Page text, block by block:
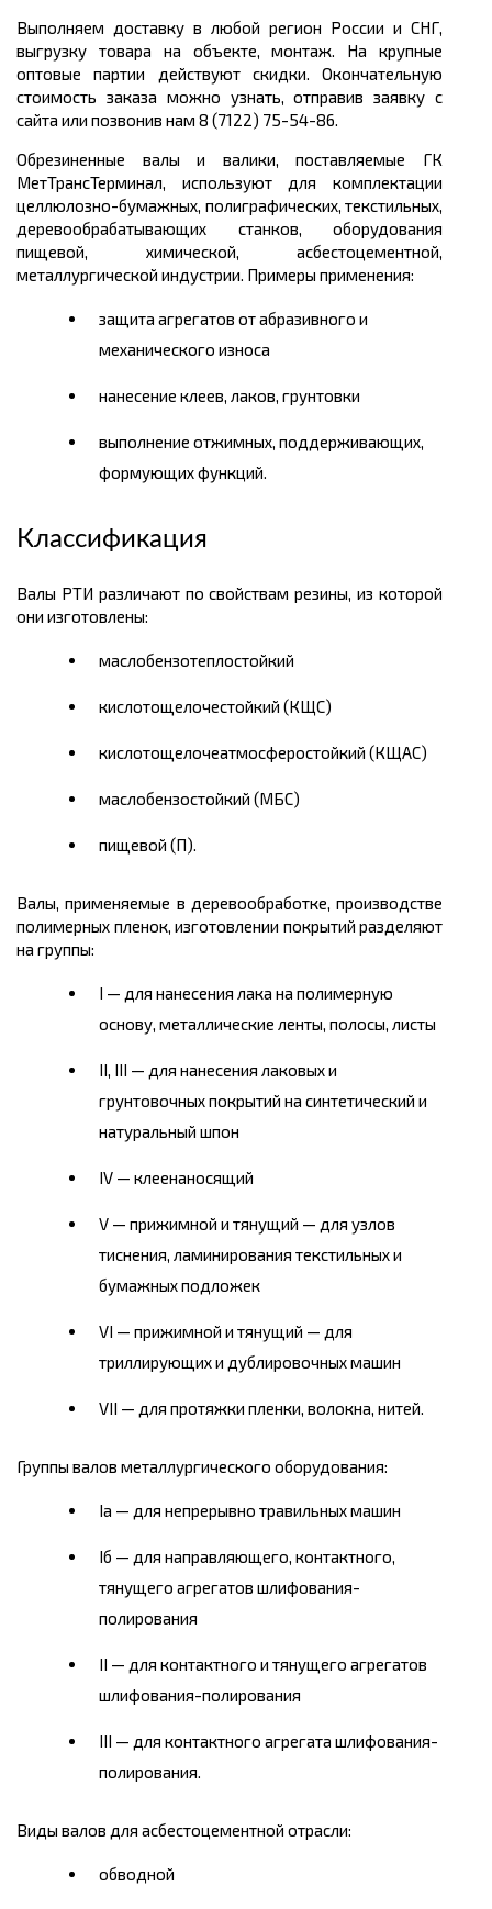
Выполняем доставку в любой регион России и СНГ,
выгрузку товара на объекте, монтаж. На крупные
оптовые партии действуют скидки. Окончательную
стоимость заказа можно узнать, отправив заявку с
сайта или позвонив нам 8 (7122) 75-54-86.
Обрезиненные валы и валики, поставляемые ГК
МетТрансТерминал, используют для комплектации
целлюлозно-бумажных, полиграфических, текстильных,
деревообрабатывающих станков, оборудования
пищевой, химической, асбестоцементной,
металлургической индустрии. Примеры применения:
защита агрегатов от абразивного и
механического износа
нанесение клеев, лаков, грунтовки
выполнение отжимных, поддерживающих,
формующих функций.
Классификация
Валы РТИ различают по свойствам резины, из которой
они изготовлены:
маслобензотеплостойкий
кислотощелочестойкий (КЩС)
кислотощелочеатмосферостойкий (КЩАС)
маслобензостойкий (МБС)
пищевой (П).
Валы, применяемые в деревообработке, производстве
полимерных пленок, изготовлении покрытий разделяют
на группы:
I — для нанесения лака на полимерную
основу, металлические ленты, полосы, листы
II, III — для нанесения лаковых и
грунтовочных покрытий на синтетический и
натуральный шпон
IV — клеенаносящий
V — прижимной и тянущий — для узлов
тиснения, ламинирования текстильных и
бумажных подложек
VI — прижимной и тянущий — для
триллирующих и дублировочных машин
VII — для протяжки пленки, волокна, нитей.
Группы валов металлургического оборудования:
Iа — для непрерывно травильных машин
Iб — для направляющего, контактного,
тянущего агрегатов шлифования-
полирования
II — для контактного и тянущего агрегатов
шлифования-полирования
III — для контактного агрегата шлифования-
полирования.
Виды валов для асбестоцементной отрасли:
обводной